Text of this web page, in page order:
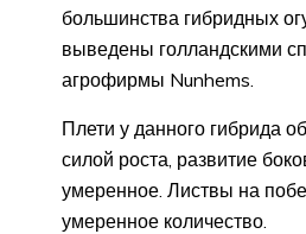
большинства гибридных
выведены голландскими
агрофирмы Nunhems.
Плети у данного гибрида
силой роста, развитие
умеренное. Листвы на
умеренное количество.